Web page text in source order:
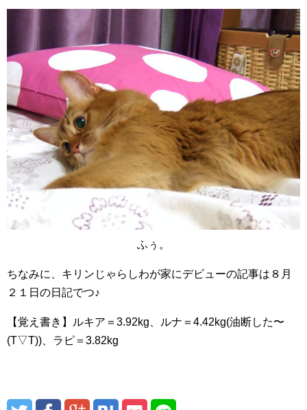
ふぅ。
ちなみに、キリンじゃらしわが家にデビューの記事は８月
２１日の日記でつ♪
【覚え書き】ルキア＝3.92kg、ルナ＝4.42kg(油断した〜
(T▽T))、ラピ＝3.82kg